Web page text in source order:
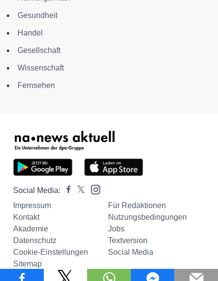
Gesundheit
Handel
Gesellschaft
Wissenschaft
Fernsehen
Social Media:
Impressum
Für Redaktionen
Kontakt
Nutzungsbedingungen
Akademie
Jobs
Datenschutz
Textversion
Cookie-Einstellungen
Social Media
Sitemap